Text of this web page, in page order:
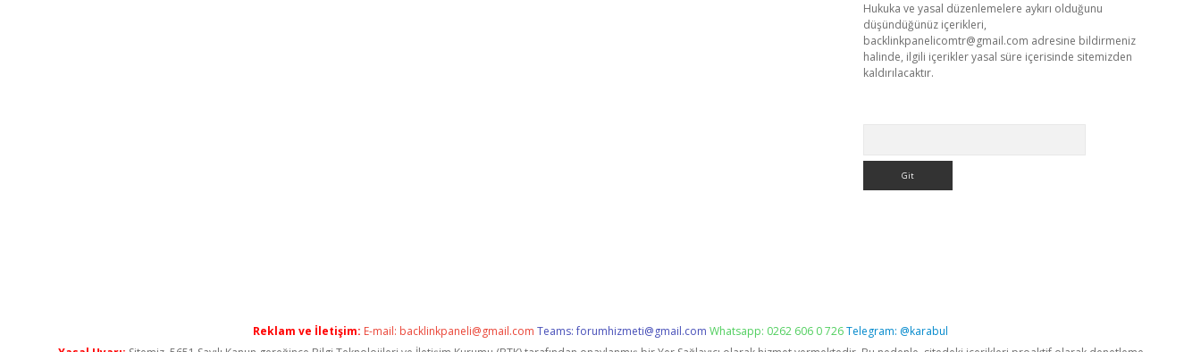
Hukuka ve yasal düzenlemelere aykırı olduğunu
düşündüğünüz içerikleri,
backlinkpanelicomtr@gmail.com adresine bildirmeniz
halinde, ilgili içerikler yasal süre içerisinde sitemizden
kaldırılacaktır.
Reklam ve İletişim: E-mail: backlinkpaneli@gmail.com Teams:forumhizmeti@gmail.com Whatsapp: 0262 606 0 726Telegram: @karabul